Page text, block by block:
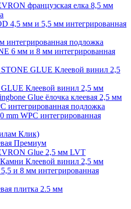
французская елка 8,5 мм
4,5 мм и 5,5 мм интегрированная
подложка
6 мм и 8 мм интегрированная
GLUE Клеевой винил 2,5
Клеевой винил 2,5 мм
Glue ёлочка клеевая 2,5 мм
подложка
WPC интегрированная
Клик)
Премиум
Glue 2,5 мм LVT
Клеевой винил 2,5 мм
и 8 мм интегрированная
плитка 2.5 мм